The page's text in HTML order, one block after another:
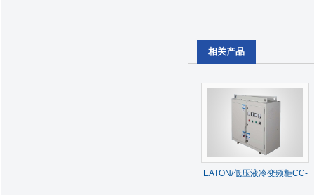
相关产品
EATON/低压液冷变频柜CC-